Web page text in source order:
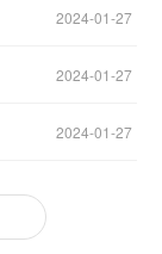
2024-01-27
2024-01-27
2024-01-27